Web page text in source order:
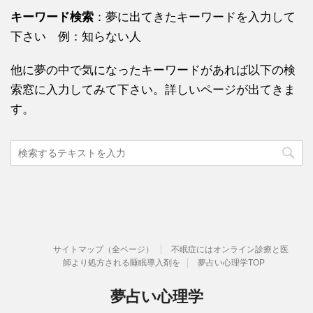
キーワード検索 ：夢に出てきたキーワードを入力して
下さい 例：知らない人
他に夢の中で気になったキーワードがあれば以下の検
索窓に入力してみて下さい。詳しいページが出てきま
す。
サイトマップ（全ページ）
不眠症にはオンライン診療と医
師より処方される睡眠導入剤を
夢占い心理学TOP
夢占い心理学